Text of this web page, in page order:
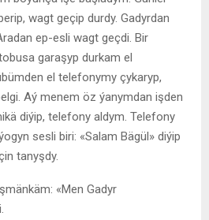
wagt geçip durdy. Gadyrdan
ep-esli wagt geçdi. Bir
garaşyp durkam el
el telefonymy çykaryp,
Aý menem öz ýanymdan işden
diýip, telefony aldym. Telefony
sesli biri: «Salam Bägül» diýip
tanyşdy.
«Men Gadyr